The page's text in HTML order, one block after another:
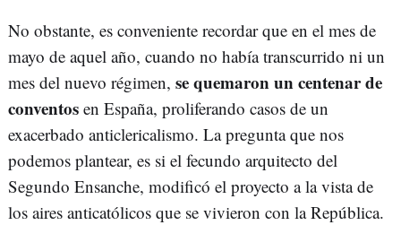
No obstante, es conveniente recordar que en el mes de
mayo de aquel año, cuando no había transcurrido ni un
mes del nuevo régimen, se quemaron un centenar de
conventos en España, proliferando casos de un
exacerbado anticlericalismo. La pregunta que nos
podemos plantear, es si el fecundo arquitecto del
Segundo Ensanche, modificó el proyecto a la vista de
los aires anticatólicos que se vivieron con la República.